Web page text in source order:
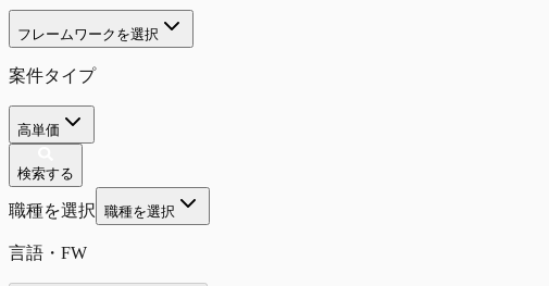
フレームワークを選択
案件タイプ
高単価
検索する
職種を選択 職種を選択
言語・FW